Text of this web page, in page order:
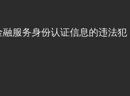
服务身份认证信息的违法犯